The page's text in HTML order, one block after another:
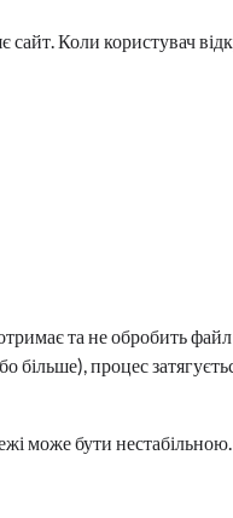
Коли користувач
та не обробить файл
процес
може бути нестабільною.